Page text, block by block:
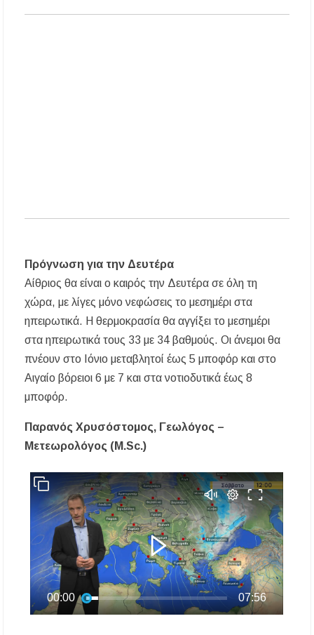
Πρόγνωση για την Δευτέρα
Αίθριος θα είναι ο καιρός την Δευτέρα σε όλη τη
χώρα, με λίγες μόνο νεφώσεις το μεσημέρι στα
ηπειρωτικά. Η θερμοκρασία θα αγγίξει το μεσημέρι
στα ηπειρωτικά τους 33 με 34 βαθμούς. Οι άνεμοι θα
πνέουν στο Ιόνιο μεταβλητοί έως 5 μποφόρ και στο
Αιγαίο βόρειοι 6 με 7 και στα νοτιοδυτικά έως 8
μποφόρ.
Παρανός Χρυσόστομος, Γεωλόγος –
Μετεωρολόγος (M.Sc.)